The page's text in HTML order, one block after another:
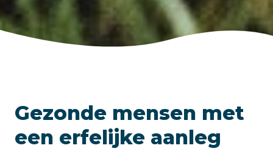
Gezonde mensen met
een erfelijke aanleg